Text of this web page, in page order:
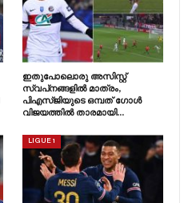
ഇതുപോലൊരു അസിസ്റ്റ്
സ്വപ്‌നങ്ങളിൽ മാത്രം,
പിഎസ്‌ജിയുടെ ഒമ്പത് ഗോൾ
വിജയത്തിൽ താരമായി…
LIGUE 1